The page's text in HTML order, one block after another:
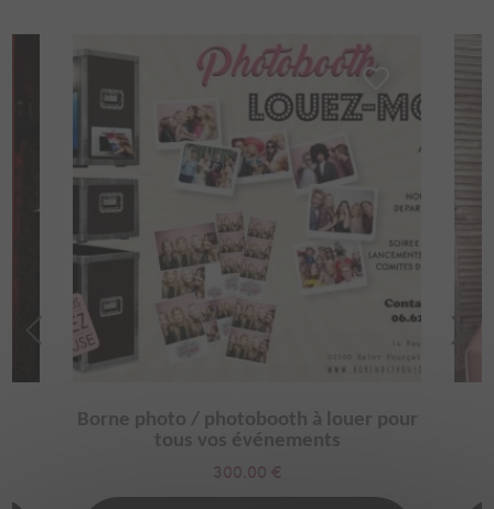
Borne photo / photobooth à louer pour
tous vos événements
300.00€